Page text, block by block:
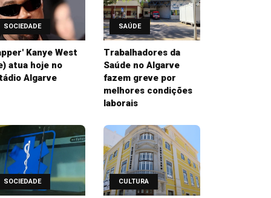
SOCIEDADE
Kanye West
atua hoje no
Algarve
SAÚDE
Trabalhadores da
Saúde no Algarve
fazem greve por
melhores condições
laborais
SOCIEDADE CULTURA